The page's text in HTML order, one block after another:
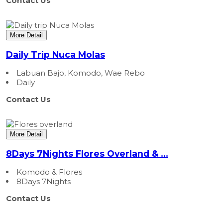
More Detail
Daily Trip Nuca Molas
Labuan Bajo, Komodo, Wae Rebo
Daily
Contact Us
More Detail
8Days 7Nights Flores Overland & ...
Komodo & Flores
8Days 7Nights
Contact Us